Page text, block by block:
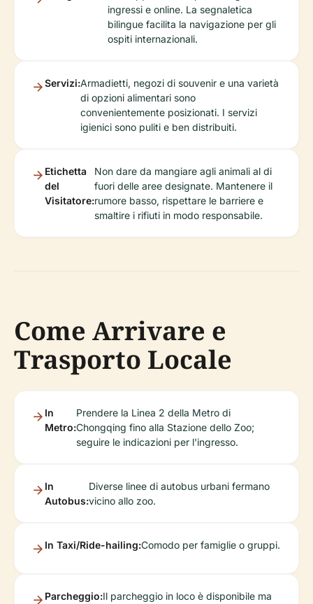
ingressi e online. La segnaletica
bilingue facilita la navigazione per gli
ospiti internazionali.
Servizi:Armadietti, negozi di souvenir e una varietà
di opzioni alimentari sono
convenientemente posizionati. I servizi
igienici sono puliti e ben distribuiti.
Etichetta
del
Visitatore:
Non dare da mangiare agli animali al di
fuori delle aree designate. Mantenere il
rumore basso, rispettare le barriere e
smaltire i rifiuti in modo responsabile.
Come Arrivare e
Trasporto Locale
In
Metro:
Prendere la Linea 2 della Metro di
Chongqing fino alla Stazione dello Zoo;
seguire le indicazioni per l'ingresso.
In
Autobus:
Diverse linee di autobus urbani fermano
vicino allo zoo.
In Taxi/Ride-hailing:Comodo per famiglie o gruppi.
Parcheggio:Il parcheggio in loco è disponibile ma